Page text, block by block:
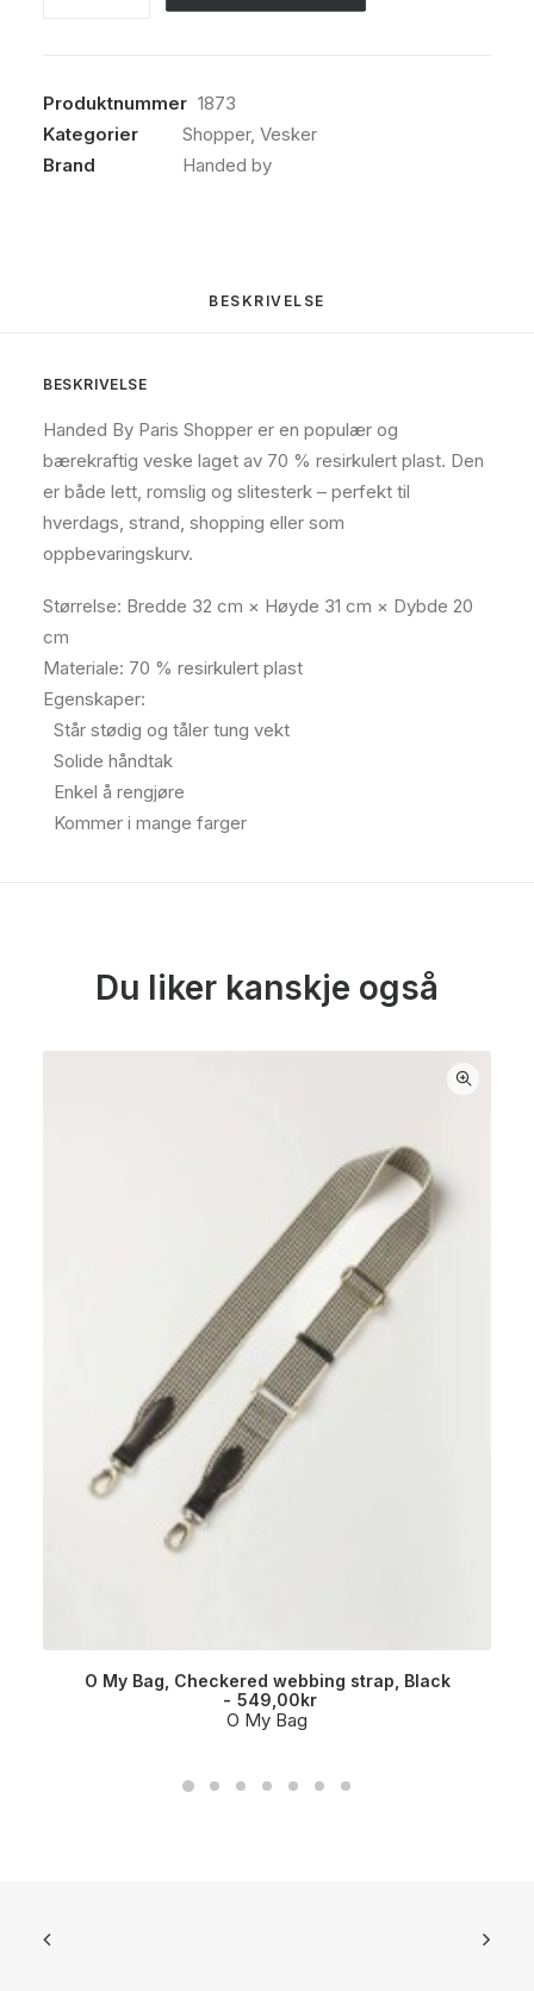
Rustic
pink
antall
Produktnummer 1873
Kategorier
Shopper, Vesker
Brand
Handed by
BESKRIVELSE
BESKRIVELSE
Handed By Paris Shopper er en populær og
bærekraftig veske laget av 70 % resirkulert plast. Den
er både lett, romslig og slitesterk – perfekt til
hverdags, strand, shopping eller som
oppbevaringskurv.
Størrelse: Bredde 32 cm × Høyde 31 cm × Dybde 20
cm
Materiale: 70 % resirkulert plast
Egenskaper:
Står stødig og tåler tung vekt
Solide håndtak
Enkel å rengjøre
Kommer i mange farger
Du liker kanskje også
O My Bag, Checkered webbing strap, Black
549,00kr
O My Bag